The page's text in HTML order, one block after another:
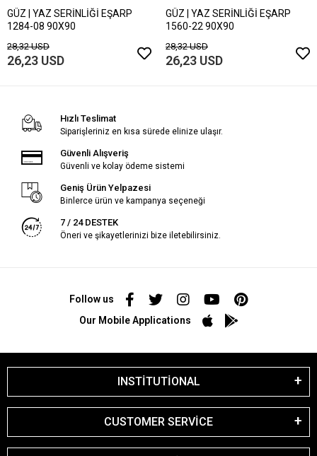
GÜZ | YAZ SERİNLİĞİ EŞARP
1284-08 90X90
28,32 USD
26,23 USD
GÜZ | YAZ SERİNLİĞİ EŞARP
1560-22 90X90
28,32 USD
26,23 USD
Hızlı Teslimat
Siparişleriniz en kısa sürede elinize ulaşır.
Güvenli Alışveriş
Güvenli ve kolay ödeme sistemi
Geniş Ürün Yelpazesi
Binlerce ürün ve kampanya seçeneği
7 / 24 DESTEK
Öneri ve şikayetlerinizi bize iletebilirsiniz.
Follow us
Our Mobile Applications
INSTİTUTİONAL
CUSTOMER SERVİCE